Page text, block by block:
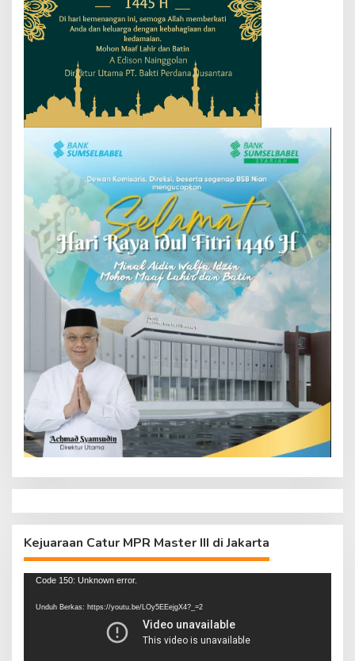
Kejuaraan Catur MPR Master III di Jakarta
Pemutar
Code 150: Unknown error.
Unduh Berkas: https://youtu.be/LOy5EEejgX4?_=2